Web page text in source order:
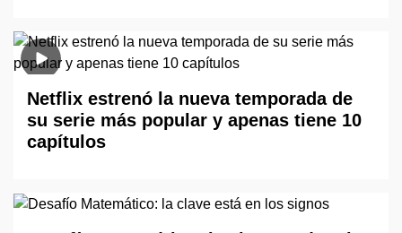
Netflix estrenó la nueva temporada de
su serie más popular y apenas tiene 10
capítulos